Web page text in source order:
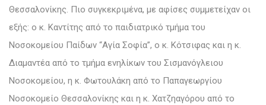
Θεσσαλονίκης. Πιο συγκεκριμένα, με αφίσες συμμετείχαν οι
εξής: ο κ. Καντίτης από το παιδιατρικό τμήμα του
Νοσοκομείου Παίδων “Αγία Σοφία”, ο κ. Κότσιφας και η κ.
Διαμαντέα από το τμήμα ενηλίκων του Σισμανόγλειου
Νοσοκομείου, η κ. Φωτουλάκη από το Παπαγεωργίου
Νοσοκομείο Θεσσαλονίκης και η κ. Χατζηαγόρου από το